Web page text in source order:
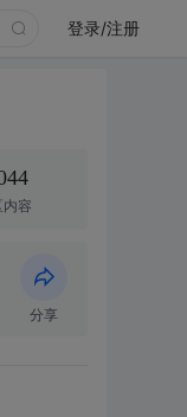
登录/注册
内容
分享